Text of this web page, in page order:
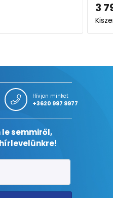
3
Hívjon minket
+3620 997 9977
semmiről,